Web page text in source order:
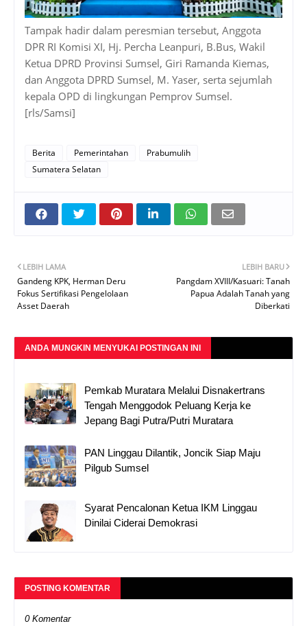
Tampak hadir dalam peresmian tersebut, Anggota
DPR RI Komisi XI, Hj. Percha Leanpuri, B.Bus, Wakil
Ketua DPRD Provinsi Sumsel, Giri Ramanda Kiemas,
dan Anggota DPRD Sumsel, M. Yaser, serta sejumlah
kepala OPD di lingkungan Pemprov Sumsel.
[rls/Samsi]
Berita Pemerintahan
Prabumulih
Sumatera Selatan
LEBIH BARU
Pangdam XVIII/Kasuari: Tanah
Papua Adalah Tanah yang
Diberkati
LEBIH LAMA
Gandeng KPK, Herman Deru
Fokus Sertifikasi Pengelolaan
Asset Daerah
ANDA MUNGKIN MENYUKAI POSTINGAN INI
Pemkab Muratara Melalui Disnakertrans
Tengah Menggodok Peluang Kerja ke
Jepang Bagi Putra/Putri Muratara
PAN Linggau Dilantik, Joncik Siap Maju
Pilgub Sumsel
Syarat Pencalonan Ketua IKM Linggau
Dinilai Ciderai Demokrasi
POSTING KOMENTAR
0 Komentar